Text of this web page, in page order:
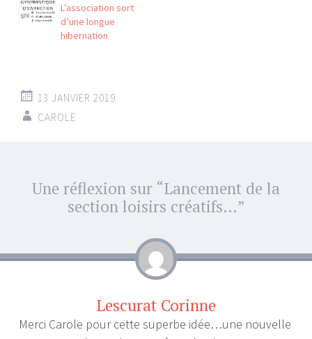
L’association sort
d’une longue
hibernation
13 JANVIER 2019
CAROLE
Navigation
des
articles
Une réflexion sur “Lancement de la
section loisirs créatifs…”
Lescurat Corinne
Merci Carole pour cette superbe idée…une nouvelle